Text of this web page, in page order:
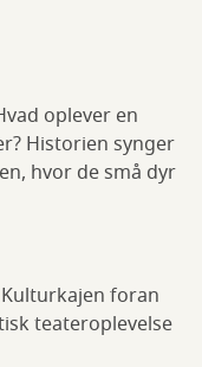
oplever en
Historien synger
hvor de små dyr
foran
teateroplevelse